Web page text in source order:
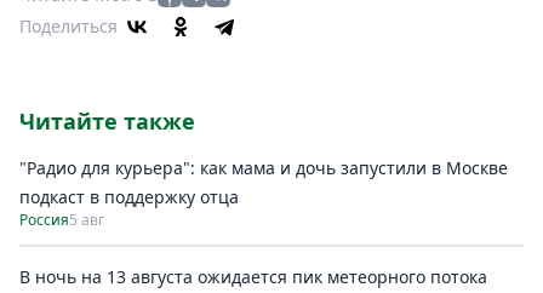
Поделиться
Читайте также
"Радио для курьера": как мама и дочь запустили в Москве
подкаст в поддержку отца
Россия5 авг
В ночь на 13 августа ожидается пик метеорного потока